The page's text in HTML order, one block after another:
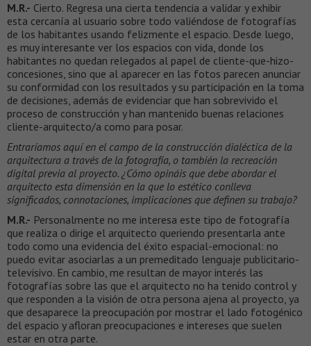
M.R.- Cierto. Regresa una cierta tendencia a validar y exhibir
esta cercanía al usuario sobre todo valiéndose de fotografías
de los habitantes usando felizmente el espacio. Desde luego,
es muy interesante ver los espacios con vida, donde los
habitantes no quedan relegados al papel de cliente-que-hizo-
concesiones, sino que al aparecer en las fotos parecen anunciar
su conformidad con los resultados y su participación en la toma
de decisiones, además de evidenciar que han sobrevivido el
proceso de construcción y han mantenido buenas relaciones
cliente-arquitecto/a como para posar.
Entraríamos aquí en el campo de la construcción dialéctica de la
arquitectura a través de la fotografía, o también la recreación
digital previa al proyecto. ¿Cómo opináis que debe abordar el
arquitecto esta dimensión en la que lo estético conlleva
significados, connotaciones, implicaciones que definen su trabajo?
M.R.- Personalmente no me interesa este tipo de fotografía
que realiza o dirige el arquitecto queriendo presentarla ante
todo como una evidencia del éxito espacial-emocional: no
puedo evitar asociarlas a un premeditado lenguaje publicitario-
televisivo. En cambio, me resultan de mayor interés las
fotografías sobre las que el arquitecto no ha tenido control y
que responden a la visión de otra persona ajena al proyecto, ya
que desaparece la preocupación por mostrar el lado fotogénico
del espacio y afloran preocupaciones e intereses que suelen
estar en otra parte.